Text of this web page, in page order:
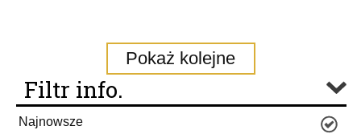
Pokaż kolejne
Filtr info.
Najnowsze